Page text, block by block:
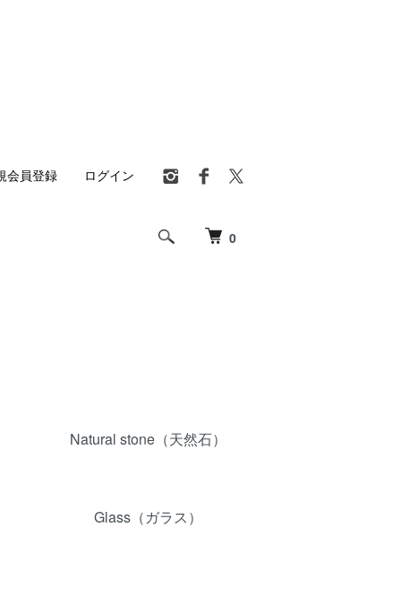
0
会員登録 ログイン
Natural stone（天然石）
Glass（ガラス）